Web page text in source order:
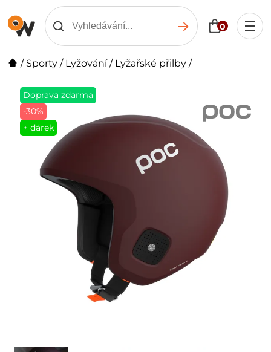
0
/ Sporty / Lyžování/ Lyžařské přilby /
Doprava zdarma
-30%
+ dárek